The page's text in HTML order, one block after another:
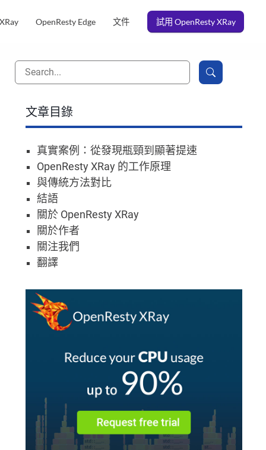
OpenResty Edge 文件 試用 OpenResty XRay
文章目錄
真實案例：從發現瓶頸到顯著提速
OpenResty XRay 的工作原理
與傳統方法對比
結語
關於 OpenResty XRay
關於作者
關注我們
翻譯